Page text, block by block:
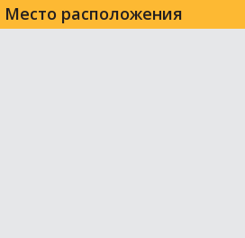
Место расположения